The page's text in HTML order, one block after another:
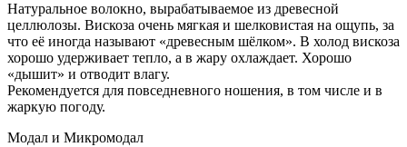
Натуральное волокно, вырабатываемое из древесной
целлюлозы. Вискоза очень мягкая и шелковистая на ощупь, за
что её иногда называют «древесным шёлком». В холод вискоза
хорошо удерживает тепло, а в жару охлаждает. Хорошо
«дышит» и отводит влагу.
Рекомендуется для повседневного ношения, в том числе и в
жаркую погоду.
Модал и Микромодал